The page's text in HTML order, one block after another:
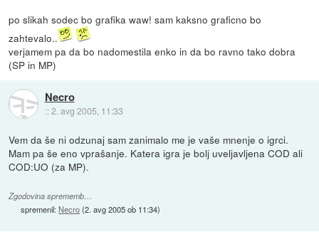
po slikah sodec bo grafika waw! sam kaksno graficno bo
zahtevalo..
verjamem pa da bo nadomestila enko in da bo ravno tako dobra
(SP in MP)
Necro
::2. avg 2005, 11:33
Vem da še ni odzunaj sam zanimalo me je vaše mnenje o igrci.
Mam pa še eno vprašanje. Katera igra je bolj uveljavljena COD ali
COD:UO (za MP).
Zgodovina sprememb…
spremenil:Necro(2. avg 2005 ob 11:34)